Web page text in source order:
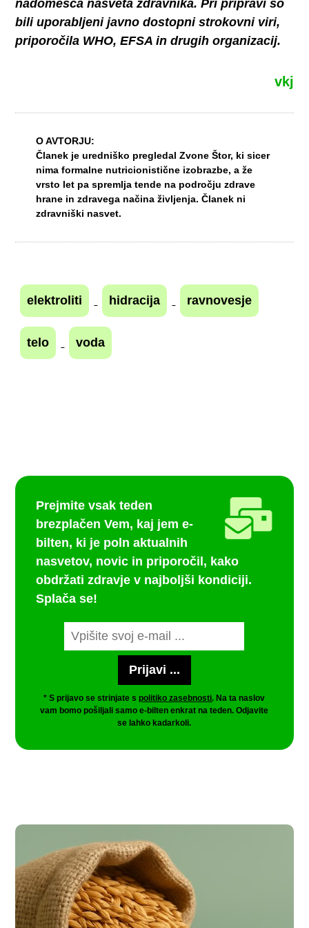
nadomešča nasveta zdravnika. Pri pripravi so
bili uporabljeni javno dostopni strokovni viri,
priporočila WHO, EFSA in drugih organizacij.
vkj
O AVTORJU:
Članek je uredniško pregledalZvone Štor, ki sicer
nima formalne nutricionistične izobrazbe, a že
vrsto let pa spremlja tende na področju zdrave
hrane in zdravega načina življenja. Članek ni
zdravniški nasvet.
elektroliti hidracija ravnovesje
telo voda
Prejmite vsak teden
brezplačenVem, kaj jem e-
bilten, ki je poln aktualnih
nasvetov, novic in priporočil, kako
obdržati zdravje v najboljši kondiciji.
Splača se!
* S prijavo se strinjate spolitiko zasebnosti. Na ta naslov
vam bomo pošiljali samo e-bilten enkrat na teden. Odjavite
se lahko kadarkoli.